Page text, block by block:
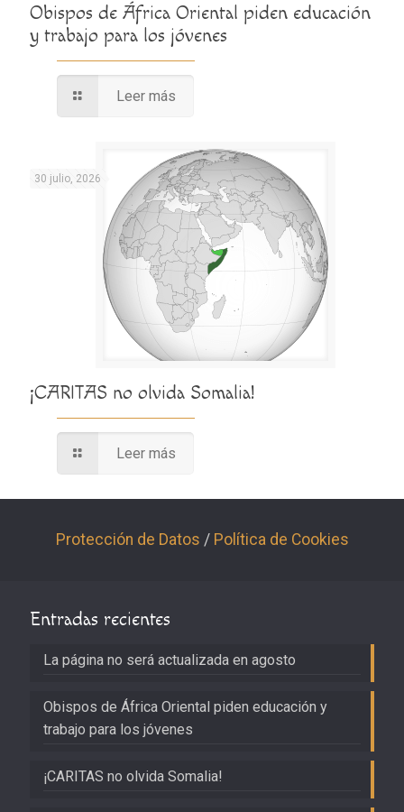
Obispos de África Oriental piden educación
y trabajo para los jóvenes
Leer más
30 julio, 2026
¡CARITAS no olvida Somalia!
Leer más
Protección de Datos / Política de Cookies
Entradas recientes
La página no será actualizada en agosto
Obispos de África Oriental piden educación y
trabajo para los jóvenes
¡CARITAS no olvida Somalia!